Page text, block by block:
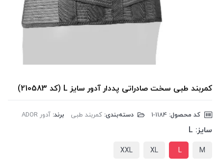
کمربند طبی سخت صادراتی پددار آدور سایز L (کد 210583)
کد محصول: دسته‌بندی: کمربند طبی برند: آدور ADOR
سایز: L
M
L
XL
XXL